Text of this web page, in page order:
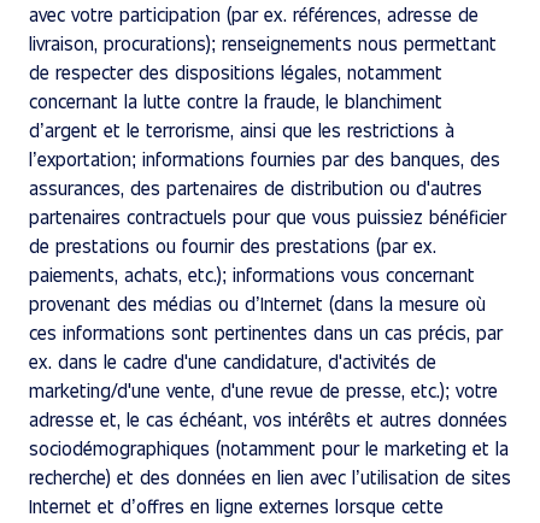
avec votre participation (par ex. références, adresse de
livraison, procurations); renseignements nous permettant
de respecter des dispositions légales, notamment
concernant la lutte contre la fraude, le blanchiment
d’argent et le terrorisme, ainsi que les restrictions à
l’exportation; informations fournies par des banques, des
assurances, des partenaires de distribution ou d'autres
partenaires contractuels pour que vous puissiez bénéficier
de prestations ou fournir des prestations (par ex.
paiements, achats, etc.); informations vous concernant
provenant des médias ou d’Internet (dans la mesure où
ces informations sont pertinentes dans un cas précis, par
ex. dans le cadre d'une candidature, d'activités de
marketing/d'une vente, d'une revue de presse, etc.); votre
adresse et, le cas échéant, vos intérêts et autres données
sociodémographiques (notamment pour le marketing et la
recherche) et des données en lien avec l’utilisation de sites
Internet et d’offres en ligne externes lorsque cette